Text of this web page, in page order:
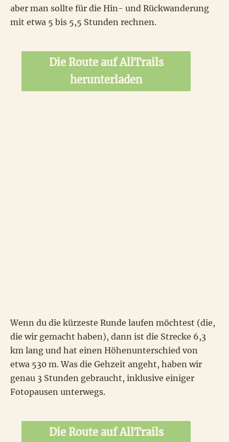
aber man sollte für die Hin- und Rückwanderung
mit etwa 5 bis 5,5 Stunden rechnen.
Die Route auf AllTrails
herunterladen
Wenn du die kürzeste Runde laufen möchtest (die,
die wir gemacht haben), dann ist die Strecke 6,3
km lang und hat einen Höhenunterschied von
etwa 530 m. Was die Gehzeit angeht, haben wir
genau 3 Stunden gebraucht, inklusive einiger
Fotopausen unterwegs.
Die Route auf AllTrails